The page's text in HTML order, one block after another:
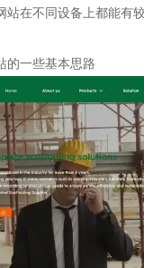
站在不同设备上都能有
的一些基本思路